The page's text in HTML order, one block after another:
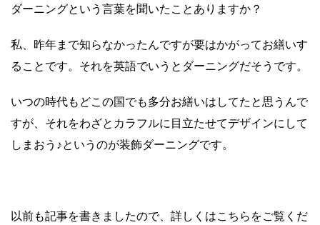
ダーニングという言葉を聞いたことありますか？
私、昨年まで知らなかったんですが要はかがってお繕いす
ることです。それを英語でいうとダーニングだそうです。
いつの時代もどこの国でも多分お繕いはしてたと思うんで
すが、それをわざとカラフルに目立たせてデザインにして
しまおう♪というのが装飾ダーニングです。
以前も記事を書きましたので、詳しくはこちらをご覧くだ